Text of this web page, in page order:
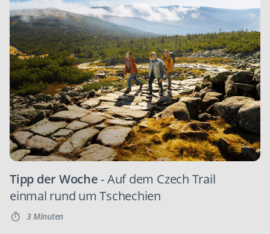
Tipp der Woche- Auf dem Czech Trail
einmal rund um Tschechien
3 Minuten